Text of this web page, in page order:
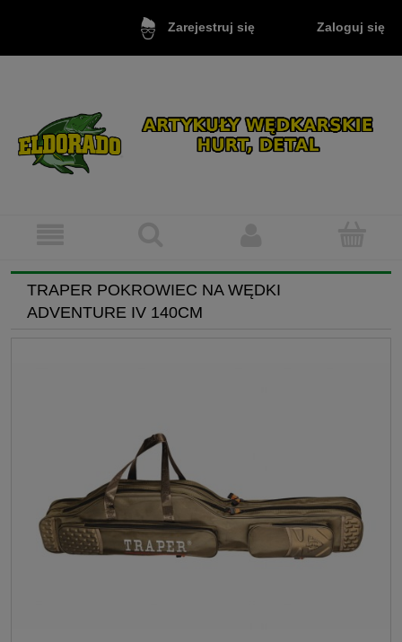
Zarejestruj się Zaloguj się
TRAPER POKROWIEC NA WĘDKI
ADVENTURE IV 140CM